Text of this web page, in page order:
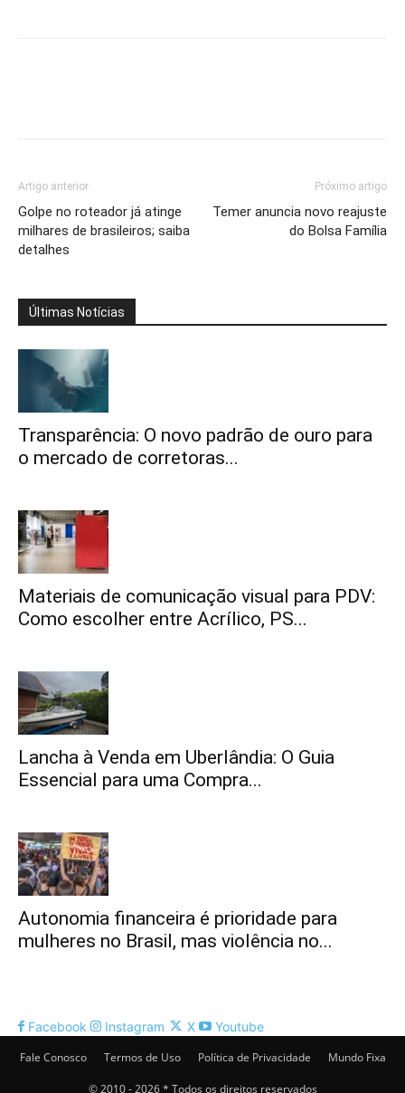
Artigo anterior
Golpe no roteador já atinge
milhares de brasileiros; saiba
detalhes
Próximo artigo
Temer anuncia novo reajuste
do Bolsa Família
Últimas Notícias
Transparência: O novo padrão de ouro para
o mercado de corretoras...
Materiais de comunicação visual para PDV:
Como escolher entre Acrílico, PS...
Lancha à Venda em Uberlândia: O Guia
Essencial para uma Compra...
Autonomia financeira é prioridade para
mulheres no Brasil, mas violência no...
Facebook Instagram X
Youtube
Fale Conosco
Termos de Uso Política de Privacidade Mundo Fixa
© 2010 - 2026 * Todos os direitos reservados